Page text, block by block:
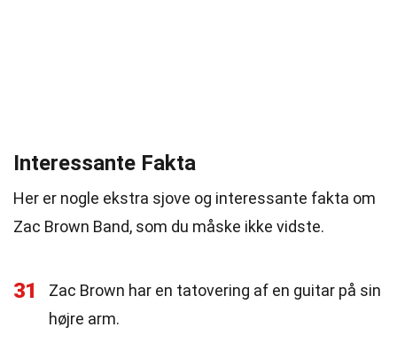
Interessante Fakta
Her er nogle ekstra sjove og interessante fakta om
Zac Brown Band, som du måske ikke vidste.
31
Zac Brown har en tatovering af en guitar på sin
højre arm.